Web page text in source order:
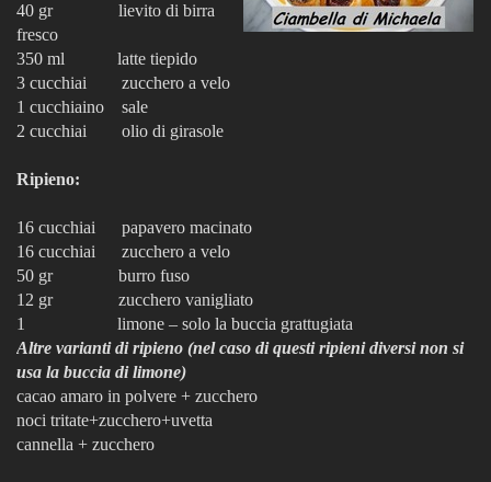
40 gr lievito di birra
fresco
350 ml latte tiepido
3 cucchiai zucchero a velo
1 cucchiaino sale
2 cucchiai olio di girasole
Ripieno:
16 cucchiai papavero macinato
16 cucchiai zucchero a velo
50 gr burro fuso
12 gr zucchero vanigliato
1 limone – solo la buccia grattugiata
Altre varianti di ripieno (nel caso di questi ripieni diversi non si
usa la buccia di limone)
cacao amaro in polvere + zucchero
noci tritate+zucchero+uvetta
cannella + zucchero